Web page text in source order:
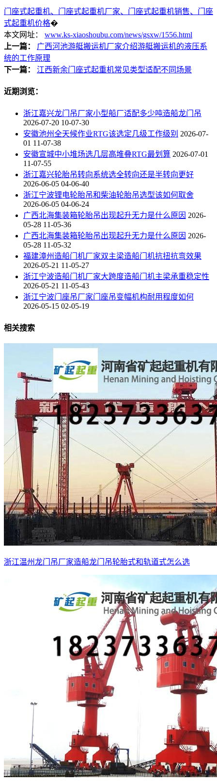
门座式起重机、门座式起重机厂家、门座式起重机销售、门座
式起重机价格�
本文网址： www.ks-xiaoshoubu.com/news/gsxw/1556.html
上一篇：
广西河池游艇搬运机厂家介绍游艇搬运机的液压系
统的工作原理
下一篇：
江西新余门座式起重机常见类型适配不同场景
近期浏览：
浙江嘉兴龙门吊厂家小型船厂适配多少吨造船龙门吊
2026-07-20 10-07-30
安徽池州全天候作业RTG该选定几级工作级别 2026-07-
01 11-07-38
安徽宣城中小堆场选几层高堆叠RTG最划算 2026-07-01
11-07-55
浙江嘉兴轮胎吊转向系统选全转向还是半转向更好
2026-06-05 04-06-40
浙江宁波锂电轮胎吊和柴油轮胎吊选型该如何取舍
2026-06-05 04-06-24
广西北海集装箱轮胎吊出现起升无力是什么原因 2026-
05-28 11-05-36
广西北海集装箱轮胎吊出现起升无力是什么原因 2026-
05-28 11-05-32
福建漳州造船门机厂家双主梁造船门机抗扭抗弯效果
2026-05-21 11-05-27
浙江宁波造船门机厂家大跨度造船门机主梁承重稳定性
2026-05-21 11-05-43
浙江宁波门座吊厂家门座吊变幅机构耐用程度如何
2026-05-15 02-05-19
相关搜索
浙江温州龙门吊厂家造船龙门吊轮胎式和轨道式怎么选